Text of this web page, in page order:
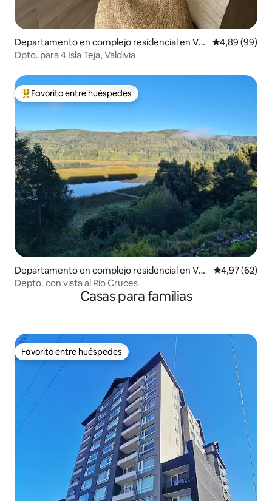
Departamento en complejo residencial en Val
divia
Calificación
4,89 (99)
Dpto. para 4 Isla Teja, Valdivia
Favorito entre los huéspedes más destacados
Favorito entre huéspedes
Departamento en complejo residencial en Val
divia
Calificación
4,97 (62)
Depto. con vista al Río Cruces
Casas para familias
Favorito entre huéspedes
Favorito entre huéspedes